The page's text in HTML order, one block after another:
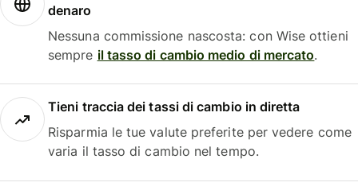
denaro
Nessuna commissione nascosta: con Wise ottieni
sempre il tasso di cambio medio di mercato.
Tieni traccia dei tassi di cambio in diretta
Risparmia le tue valute preferite per vedere come
varia il tasso di cambio nel tempo.